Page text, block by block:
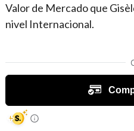
Valor de Mercado que
nivel Internacional.